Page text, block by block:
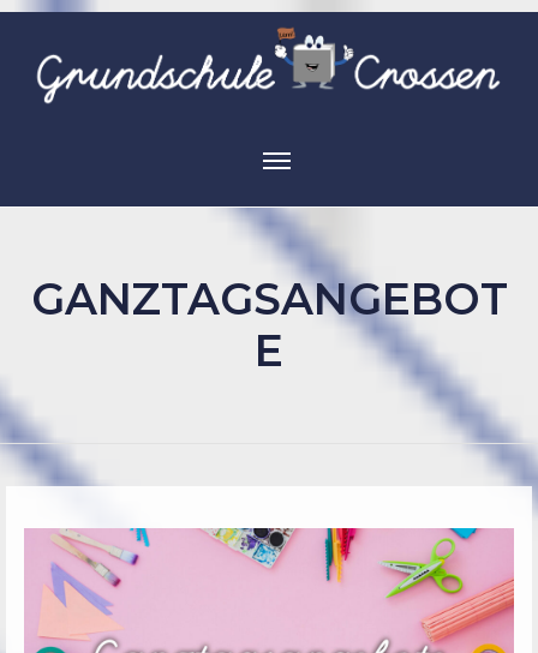
GANZTAGSANGEBOT
E